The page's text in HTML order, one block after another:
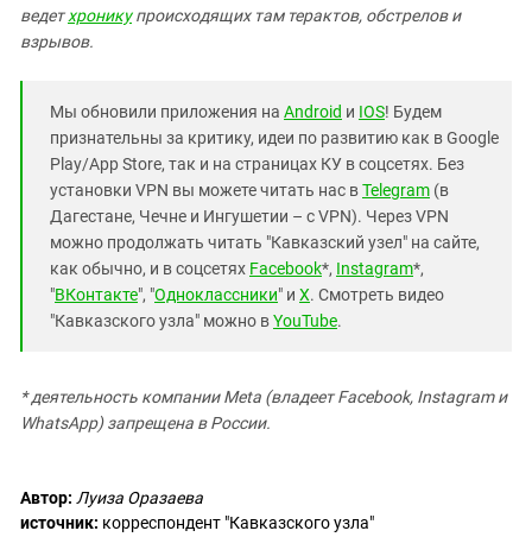
ведетхроникупроисходящих там терактов, обстрелов и
взрывов.
Мы обновили приложения на Android и IOS! Будем
признательны за критику, идеи по развитию как в Google
Play/App Store, так и на страницах КУ в соцсетях. Без
установки VPN вы можете читать нас вTelegram (в
Дагестане, Чечне и Ингушетии – с VPN). Через VPN
можно продолжать читать "Кавказский узел" на сайте,
как обычно, и в соцсетях Facebook*, Instagram*,
"ВКонтакте", "Одноклассники" и X. Смотреть видео
"Кавказского узла" можно вYouTube.
* деятельность компании Meta (владеет Facebook, Instagram и
WhatsApp) запрещена в России.
Автор: Луиза Оразаева
источник: корреспондент "Кавказского узла"